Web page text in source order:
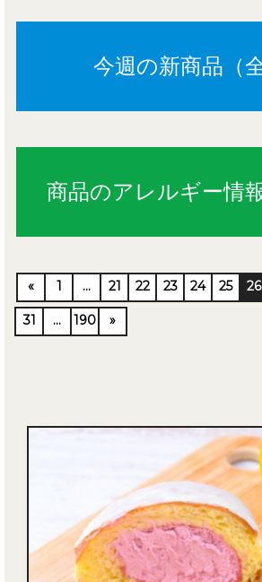
今週の新商品（全
商品のアレルギー情
« 1 … 21 22 23 24 25 26
31 … 190 »